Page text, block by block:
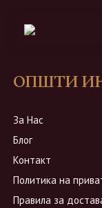
ОПШТИ
За Нас
Блог
Контакт
Политика на
Правила за